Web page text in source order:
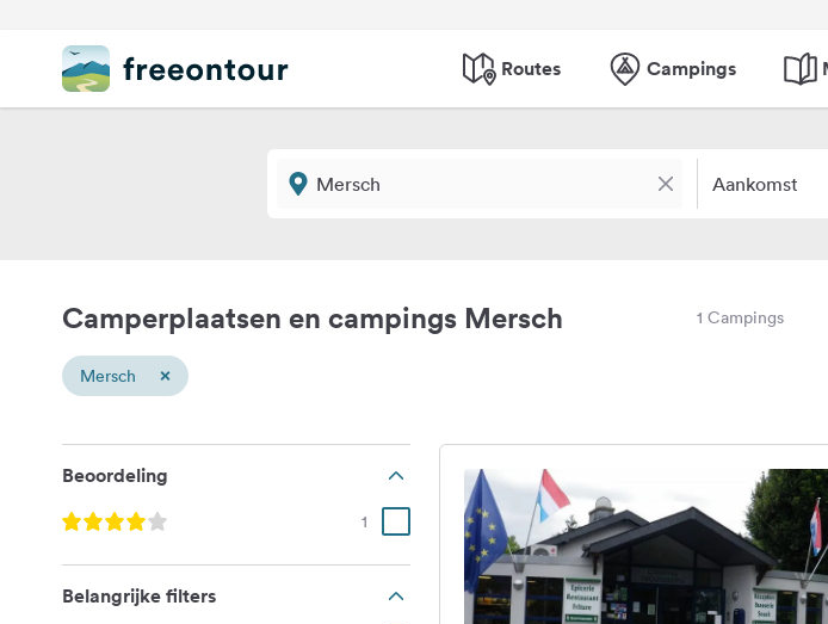
Routes Campings
Aankomst
Camperplaatsen en campings Mersch 1 Campings
Mersch ×
Beoordeling
1
Belangrijke filters